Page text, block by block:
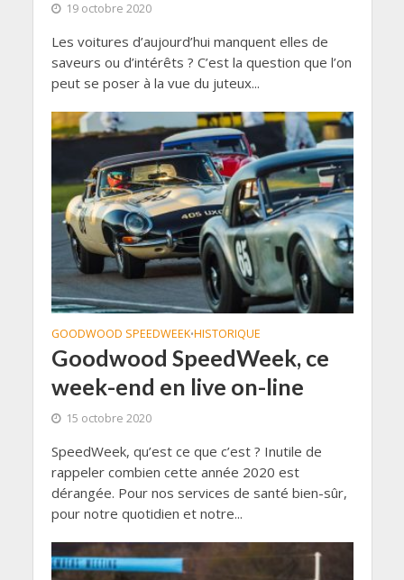
19 octobre 2020
Les voitures d’aujourd’hui manquent elles de
saveurs ou d’intérêts ? C’est la question que l’on
peut se poser à la vue du juteux...
GOODWOOD SPEEDWEEK•HISTORIQUE
Goodwood SpeedWeek, ce
week-end en live on-line
15 octobre 2020
SpeedWeek, qu’est ce que c’est ? Inutile de
rappeler combien cette année 2020 est
dérangée. Pour nos services de santé bien-sûr,
pour notre quotidien et notre...